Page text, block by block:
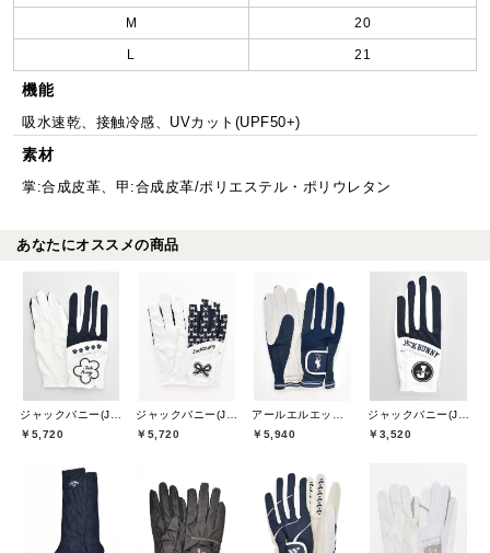
M 20
L 21
機能
吸水速乾、接触冷感、UVカット(UPF50+)
素材
掌:合成皮革、甲:合成皮革/ポリエステル・ポリウレタン
あなたにオススメの商品
￥5,720
￥5,720
￥5,940
￥3,520